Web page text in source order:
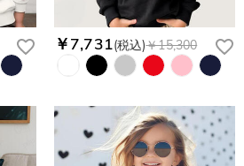
￥7,731(税込)￥15,300